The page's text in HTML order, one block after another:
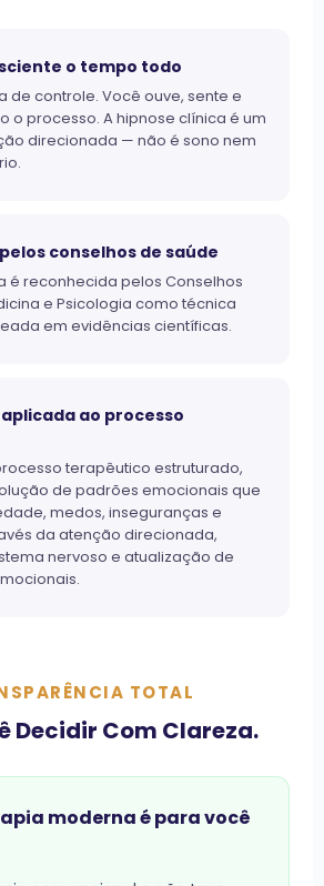
o tempo todo
de controle. Você ouve, sente e
o processo. A hipnose clínica é um
direcionada — não é sono nem
conselhos de saúde
é reconhecida pelos Conselhos
e Psicologia como técnica
em evidências científicas.
ao processo
terapêutico estruturado,
de padrões emocionais que
medos, inseguranças e
da atenção direcionada,
nervoso e atualização de
TOTAL
Decidir Com Clareza.
moderna é para você